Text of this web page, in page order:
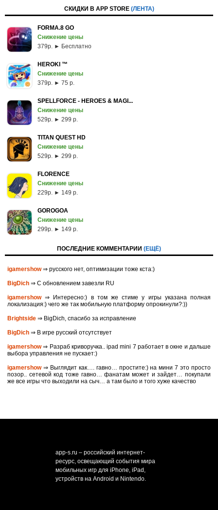
СКИДКИ В APP STORE (ЛЕНТА)
FORMA.8 GO
Снижение цены
379p. ► Бесплатно
HEROKI ™
Снижение цены
379p. ► 75 р.
SPELLFORCE - HEROES & MAGI...
Снижение цены
529p. ► 299 р.
TITAN QUEST HD
Снижение цены
529p. ► 299 р.
FLORENCE
Снижение цены
229p. ► 149 р.
GOROGOA
Снижение цены
299p. ► 149 р.
ПОСЛЕДНИЕ КОММЕНТАРИИ (ЕЩЁ)
igamershow⇒ русского нет, оптимизации тоже кста:)
BigDich ⇒ С обновлением завезли RU
igamershow⇒ Интересно:) в том же стиме у игры указана полная
локализация:) чего же так мобильную платформу опрокинули?:))
Brightside ⇒ BigDich, спасибо за исправление
BigDich ⇒ В игре русский отсутствует
igamershow⇒ Разраб криворучка.. ipad mini 7 работает в окне и дальше
выбора управления не пускает:)
igamershow⇒ Выглядит как…. гавно… простите:) на мини 7 это просто
позор.. сетевой код тоже гавно… фанатам может и зайдет… покупали
же все игры что выходили на сыч… а там было и того хуже качество
app-s.ru – российский интернет-
ресурс, освещающий события мира
мобильных игр для iPhone, iPad,
устройств на Android и Nintendo.